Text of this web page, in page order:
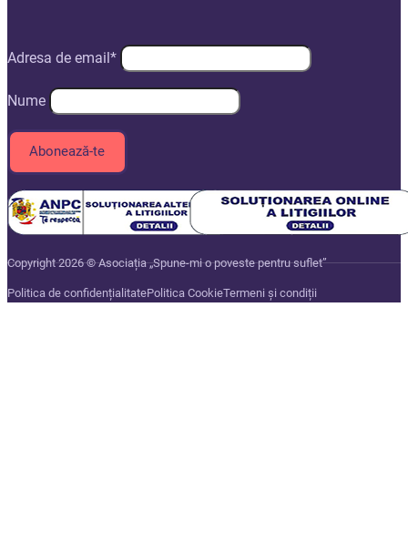
Adresa de email*
Nume
Copyright 2026 © Asociația „Spune-mi o poveste pentru suflet”
Politica de confidențialitatePolitica CookieTermeni și condiții